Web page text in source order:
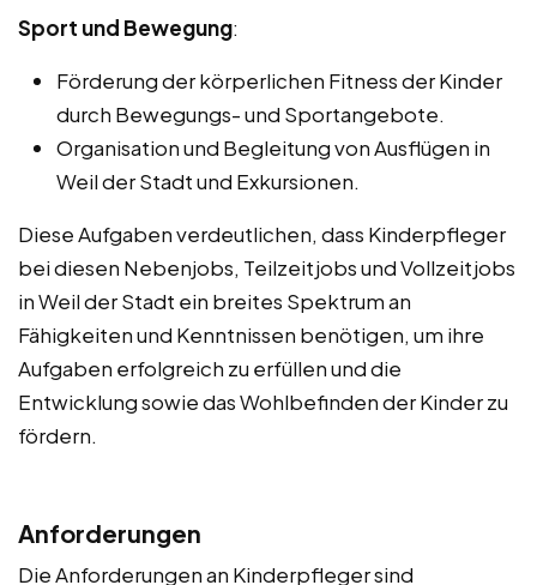
Sport und Bewegung:
Förderung der körperlichen Fitness der Kinder
durch Bewegungs- und Sportangebote.
Organisation und Begleitung von Ausflügen in
Weil der Stadt und Exkursionen.
Diese Aufgaben verdeutlichen, dass Kinderpfleger
bei diesen Nebenjobs, Teilzeitjobs und Vollzeitjobs
in Weil der Stadt ein breites Spektrum an
Fähigkeiten und Kenntnissen benötigen, um ihre
Aufgaben erfolgreich zu erfüllen und die
Entwicklung sowie das Wohlbefinden der Kinder zu
fördern.
Anforderungen
Die Anforderungen an Kinderpfleger sind